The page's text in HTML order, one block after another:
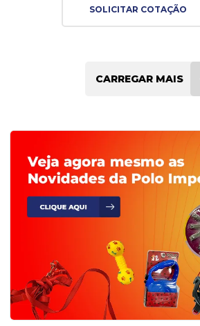
SOLICITAR COTAÇÃO
CARREGAR MAIS